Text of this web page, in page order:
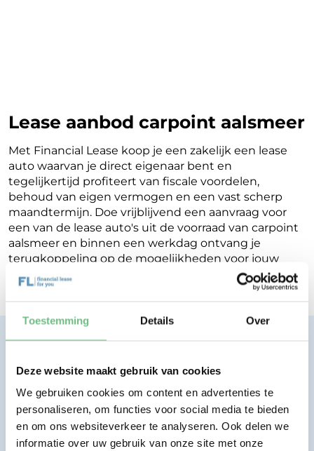
Toestemming Details Over
Deze website maakt gebruik van cookies
We gebruiken cookies om content en advertenties te
personaliseren, om functies voor social media te bieden
en om ons websiteverkeer te analyseren. Ook delen we
informatie over uw gebruik van onze site met onze
Lease aanbod carpoint aalsmeer
Met Financial Lease koop je een zakelijk een lease
auto waarvan je direct eigenaar bent en
tegelijkertijd profiteert van fiscale voordelen,
behoud van eigen vermogen en een vast scherp
maandtermijn. Doe vrijblijvend een aanvraag voor
een van de lease auto's uit de voorraad van carpoint
aalsmeer en binnen een werkdag ontvang je
terugkoppeling op de mogelijkheden voor jouw
Financial Lease.
Eenvoudig, transparant, vertrouwd.
Bekijk lease aanbod